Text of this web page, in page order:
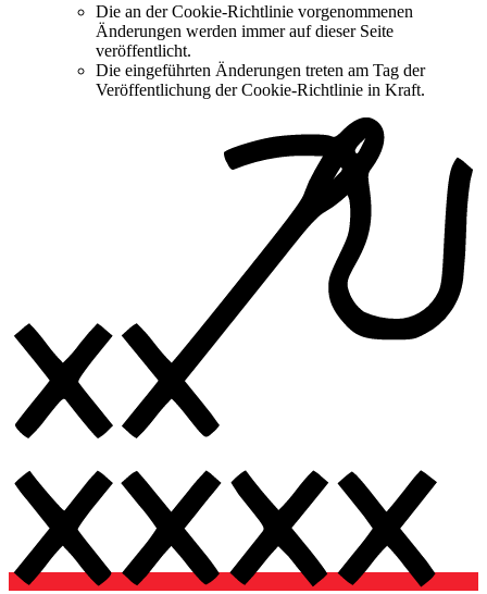
Die an der Cookie-Richtlinie vorgenommenen
Änderungen werden immer auf dieser Seite
veröffentlicht.
Die eingeführten Änderungen treten am Tag der
Veröffentlichung der Cookie-Richtlinie in Kraft.